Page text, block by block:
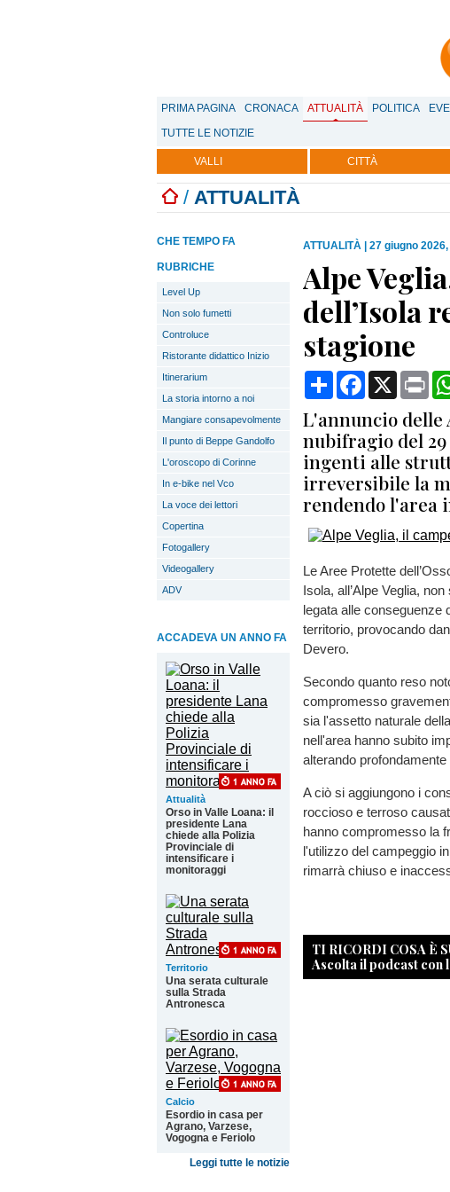
PRIMA PAGINA CRONACA ATTUALITÀ POLITICA
TUTTE LE NOTIZIE
VALLI CITTÀ
/ ATTUALITÀ
CHE TEMPO FA
RUBRICHE
Level Up
Non solo fumetti
Controluce
Ristorante didattico Inizio
Itinerarium
La storia intorno a noi
Mangiare consapevolmente
Il punto di Beppe Gandolfo
L'oroscopo di Corinne
In e-bike nel Vco
La voce dei lettori
Copertina
Fotogallery
Videogallery
ADV
ACCADEVA UN ANNO FA
Attualità
Orso in Valle Loana: il
presidente Lana
chiede alla Polizia
Provinciale di
intensificare i
monitoraggi
Territorio
Una serata culturale
sulla Strada
Antronesca
Calcio
Esordio in casa per
Agrano, Varzese,
Vogogna e Feriolo
Leggi tutte le notizie
ATTUALITÀ 27 giugno
Alpe
dell’Isola
stagione
CondividiFacebook
X
L'annuncio delle
nubifragio del 29
ingenti alle
irreversibile la
rendendo l'area
Le Aree Protette
Isola, all’Alpe Veglia,
legata alle conseguenze
territorio, provocando
Devero.
Secondo quanto reso
compromesso
sia l'assetto naturale
nell'area hanno subito
alterando
A ciò si aggiungono i
roccioso e terroso
hanno compromesso la
l'utilizzo del campeggio
rimarrà chiuso e
TI RICORDI COSA È
Ascolta il podcast con